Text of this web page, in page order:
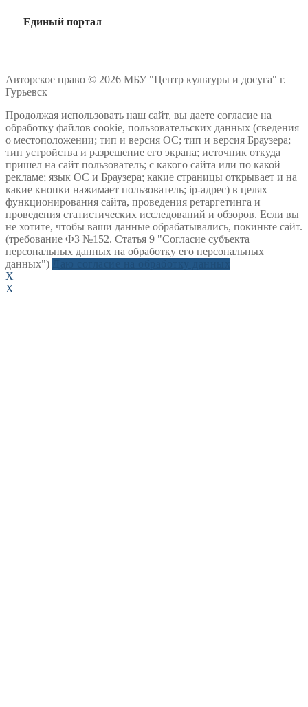
Единый портал
Авторское право © 2026 МБУ "Центр культуры и досуга" г.
Гурьевск
Продолжая использовать наш сайт, вы даете согласие на
обработку файлов cookie, пользовательских данных (сведения
о местоположении; тип и версия ОС; тип и версия Браузера;
тип устройства и разрешение его экрана; источник откуда
пришел на сайт пользователь; с какого сайта или по какой
рекламе; язык ОС и Браузера; какие страницы открывает и на
какие кнопки нажимает пользователь; ip-адрес) в целях
функционирования сайта, проведения ретаргетинга и
проведения статистических исследований и обзоров. Если вы
не хотите, чтобы ваши данные обрабатывались, покиньте сайт.
(требование ФЗ №152. Статья 9 "Согласие субъекта
персональных данных на обработку его персональных
данных")
X
X